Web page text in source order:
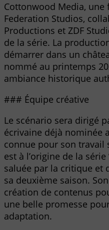
Cottonwood Media,
Federation Studios,
Productions et ZDF
de la série. La
démarrer dans un
nommé au printemps
ambiance historique
### Équipe créative
Le scénario sera dirigé
écrivaine déjà nominée
connue pour son travail
est à l’origine de la série
saluée par la critique et
sa deuxième saison.
création de contenus
une belle promesse
adaptation.